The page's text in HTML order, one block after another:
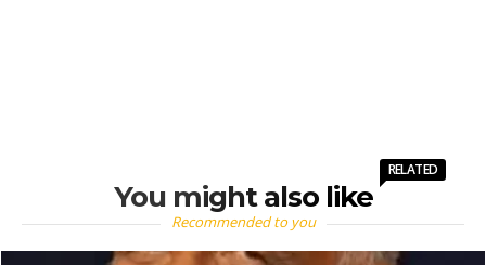
You might also like
RELATED
Recommended to you